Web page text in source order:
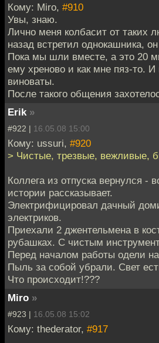
Кому: Miro, #910
Увы, знаю.
Лично меня колбасит от таких
назад встретил однокашника,
Пока мы шли вместе, а это 20
ему хреново и как мне пяз-то. И
виноваты.
После такого общения
Erik »
#922 | 16.05.08 15:00
Кому: ussuri, #920
> Чистые, трезвые, вежливые,
Коллега из отпуска вернулся -
истории рассказывает.
Электрифицировал дачный
электриков.
Приехали 2 джентельмена в
рубашках. С чистым
Перед началом работы одели
Пыль за собой убрали. Свет
Что происходит!???
Miro »
#923 | 16.05.08 15:02
Кому: thederator, #917